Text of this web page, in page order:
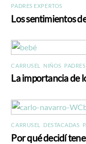
PADRES EXPERTOS
Los sentimientos
CARRUSEL NIÑOS
La importancia de
CARRUSEL DESTACADAS
Por qué decidí